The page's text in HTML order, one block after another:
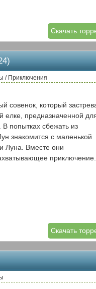
Скачать
/ Приключения
совенок, который
елке, предназначенной
попытках сбежать из
знакомится с маленькой
Луна. Вместе они
приключение.
Скачать